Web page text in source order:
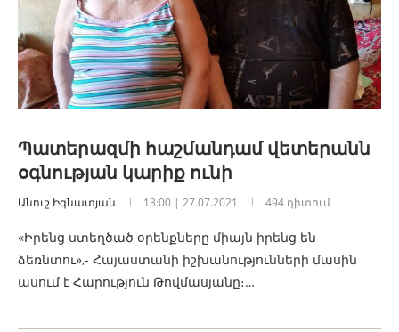
Պատերազմի հաշմանդամ վետերանն
օգնության կարիք ունի
Անուշ Իգնատյան 13:00 | 27.07.2021 494 դիտում
«Իրենց ստեղծած օրենքները միայն իրենց են
ձեռնտու»,- Հայաստանի իշխանությունների մասին
ասում է Հարություն Թովմասյանը։…